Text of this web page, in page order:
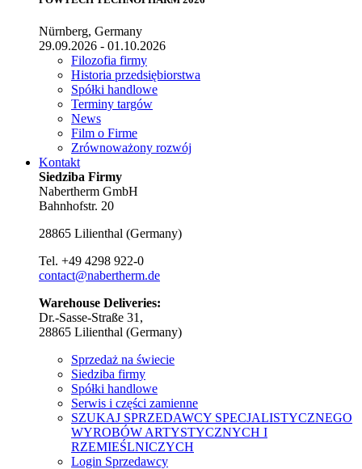
Nürnberg, Germany
29.09.2026 - 01.10.2026
Filozofia firmy
Historia przedsiębiorstwa
Spółki handlowe
Terminy targów
News
Film o Firme
Zrównoważony rozwój
Kontakt
Siedziba Firmy
Nabertherm GmbH
Bahnhofstr. 20
28865 Lilienthal (Germany)
Tel. +49 4298 922-0
contact@nabertherm.de
Warehouse Deliveries:
Dr.-Sasse-Straße 31,
28865 Lilienthal (Germany)
Sprzedaż na świecie
Siedziba firmy
Spółki handlowe
Serwis i części zamienne
SZUKAJ SPRZEDAWCY SPECJALISTYCZNEGO
WYROBÓW ARTYSTYCZNYCH I
RZEMIEŚLNICZYCH
Login Sprzedawcy